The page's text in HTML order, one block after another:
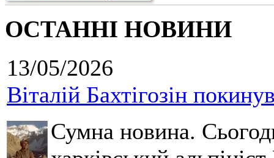
ОСТАННІ НОВИНИ
13/05/2026
Віталій Бахтігозін
Сумна новина.